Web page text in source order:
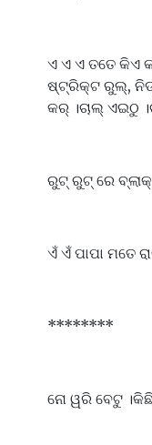
ଏ ଏ ଏ ତତେ କିଏ
ଷ୍ଟ୍ରିକ୍ଟ ରୁଲ୍,
କର୍ ।ଚାଲ୍ ଏଇଠୁ
ରୁଟ୍ ରୁଟ୍ ରେ
ଏଁ ଏଁ ପାପା ମତେ
********
ନୋ ୱରି ବେଟୁ